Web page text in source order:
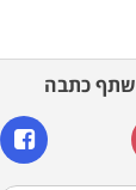
שתף כתבה